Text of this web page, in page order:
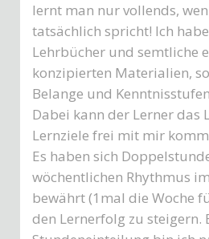
lernt man nur vollends,
tatsächlich spricht! Ich
Lehrbücher und semtliche
konzipierten Materialien,
Belange und
Dabei kann der Lerner das
Lernziele frei mit mir
Es haben sich
wöchentlichen Rhythmus
bewährt (1mal die Woche
den Lernerfolg zu steigern.